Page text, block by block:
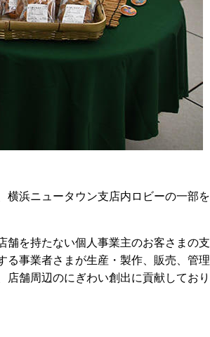
Kochi Big Advance
ログイン
横浜ニュータウン支店内ロビーの一部を
舗を持たない個人事業主のお客さまの支
る事業者さまが生産・製作、販売、管理
舗周辺のにぎわい創出に貢献しており